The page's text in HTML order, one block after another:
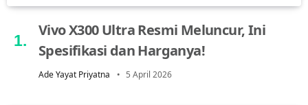
Vivo X300 Ultra Resmi Meluncur, Ini
Spesifikasi dan Harganya!
Ade Yayat Priyatna 5 April 2026